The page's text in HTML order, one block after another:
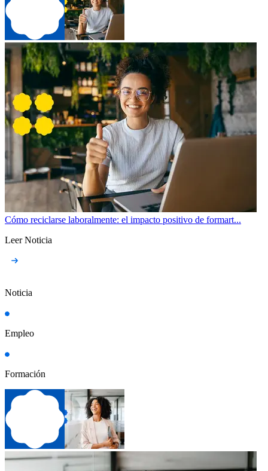
Cómo reciclarse laboralmente: el impacto positivo de formart...
Leer Noticia
Noticia
Empleo
Formación